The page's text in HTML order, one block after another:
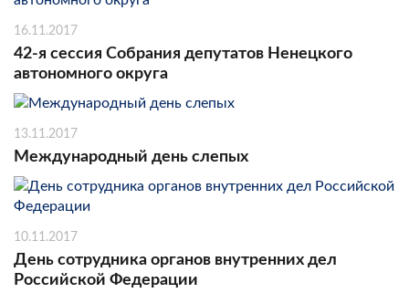
16.11.2017
42-я сессия Собрания депутатов Ненецкого
автономного округа
13.11.2017
Международный день слепых
10.11.2017
День сотрудника органов внутренних дел
Российской Федерации